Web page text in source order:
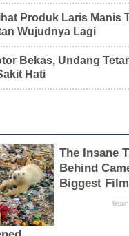
Produk Laris Manis
Wujudnya Lagi
Bekas, Undang
Hati